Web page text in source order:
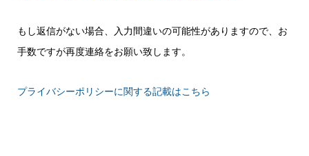
もし返信がない場合、入力間違いの可能性がありますので、お
手数ですが再度連絡をお願い致します。
プライバシーポリシーに関する記載はこちら